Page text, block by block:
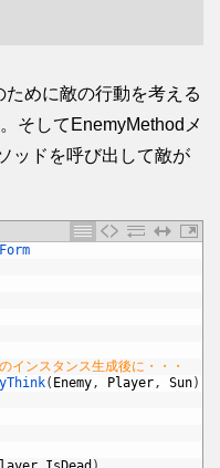
めに敵の行動を考える
そしてEnemyMethodメ
ッドを呼び出して敵が
Form
スタンス生成後に・・・
( Enemy, Player, Sun)